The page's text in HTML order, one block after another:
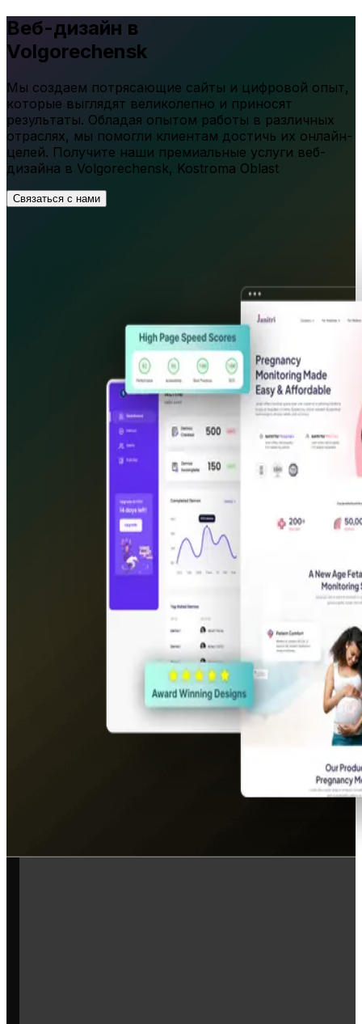
Веб-дизайн в
Volgorechensk
Мы создаем потрясающие сайты и цифровой опыт,
которые выглядят великолепно и приносят
результаты. Обладая опытом работы в различных
отраслях, мы помогли клиентам достичь их онлайн-
целей. Получите наши премиальные услуги веб-
дизайна в Volgorechensk, Kostroma Oblast
Связаться с нами